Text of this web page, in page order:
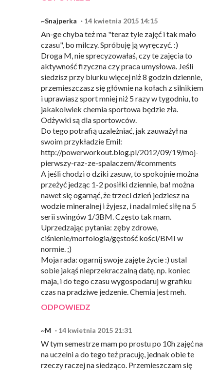
~Snajperka 14 kwietnia 2015 14:15
An-ge chyba też ma "teraz tyle zajęć i tak mało
czasu", bo milczy. Spróbuję ją wyręczyć. :)
Droga M, nie sprecyzowałaś, czy te zajęcia to
aktywność fizyczna czy praca umysłowa. Jeśli
siedzisz przy biurku więcej niż 8 godzin dziennie,
przemieszczasz się głównie na kołach z silnikiem
i uprawiasz sport mniej niż 5 razy w tygodniu, to
jakakolwiek chemia sportowa będzie zła.
Odżywki są dla sportowców.
Do tego potrafią uzależniać, jak zauważył na
swoim przykładzie Emil:
http://powerworkout.blog.pl/2012/09/19/moj-
pierwszy-raz-ze-spalaczem/#comments
A jeśli chodzi o dziki zasuw, to spokojnie można
przeżyć jedząc 1-2 posiłki dziennie, ba! można
nawet się ogarnąć, że trzeci dzień jedziesz na
wodzie mineralnej i żyjesz, i nadal mieć siłę na 5
serii swingów 1/3BM. Często tak mam.
Uprzedzając pytania: zęby zdrowe,
ciśnienie/morfologia/gęstość kości/BMI w
normie. ;)
Moja rada: ogarnij swoje zajęte życie :) ustal
sobie jakąś nieprzekraczalną datę, np. koniec
maja, i do tego czasu wygospodaruj w grafiku
czas na pradziwe jedzenie. Chemia jest meh.
ODPOWIEDZ
~M 14 kwietnia 2015 21:31
W tym semestrze mam po prostu po 10h zajęć na
na uczelni a do tego też pracuję, jednak obie te
rzeczy raczej na siedząco. Przemieszczam się